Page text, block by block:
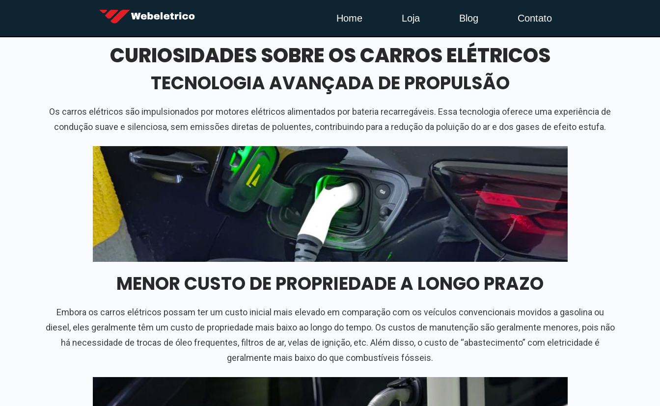
Home Loja Blog Contato
CURIOSIDADES SOBRE OS CARROS ELÉTRICOS
TECNOLOGIA AVANÇADA DE PROPULSÃO
Os carros elétricos são impulsionados por motores elétricos alimentados por bateria recarregáveis. Essa tecnologia oferece uma experiência de
condução suave e silenciosa, sem emissões diretas de poluentes, contribuindo para a redução da poluição do ar e dos gases de efeito estufa.
MENOR CUSTO DE PROPRIEDADE A LONGO PRAZO
Embora os carros elétricos possam ter um custo inicial mais elevado em comparação com os veículos convencionais movidos a gasolina ou
diesel, eles geralmente têm um custo de propriedade mais baixo ao longo do tempo. Os custos de manutenção são geralmente menores, pois não
há necessidade de trocas de óleo frequentes, filtros de ar, velas de ignição, etc. Além disso, o custo de “abastecimento” com eletricidade é
geralmente mais baixo do que combustíveis fósseis.